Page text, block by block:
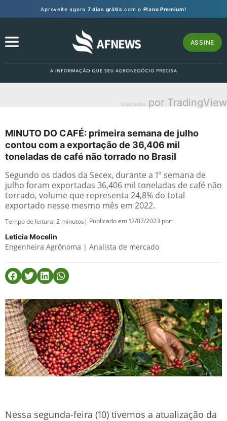
Aproveite agora 7 dias grátis com o Plano Premium!
ASSINE
Mercados por TradingView
MINUTO DO CAFÉ: primeira semana de julho
contou com a exportação de 36,406 mil
toneladas de café não torrado no Brasil
Segundo os dados da Secex, durante a 1° semana de
julho foram exportadas 36,406 mil toneladas de café não
torrado, volume que representa 24,8% do total
exportado nesse mesmo mês em 2022.
Tempo de leitura:2 minutos | Publicado em 12/07/2023 por:
Leticia Mocelin
Engenheira Agrônoma | Analista de mercado
Nessa segunda-feira (10) tivemos a atualização da